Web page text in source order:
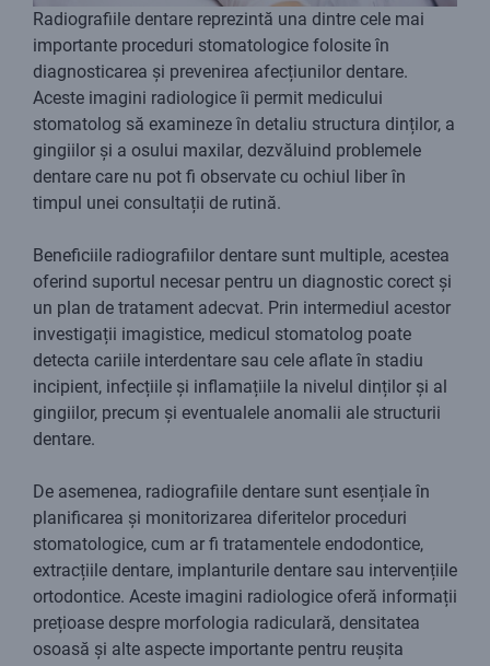
Radiografiile dentare reprezintă una dintre cele mai
importante proceduri stomatologice folosite în
diagnosticarea și prevenirea afecțiunilor dentare.
Aceste imagini radiologice îi permit medicului
stomatolog să examineze în detaliu structura dinților, a
gingiilor și a osului maxilar, dezvăluind problemele
dentare care nu pot fi observate cu ochiul liber în
timpul unei consultații de rutină.
Beneficiile radiografiilor dentare sunt multiple, acestea
oferind suportul necesar pentru un diagnostic corect și
un plan de tratament adecvat. Prin intermediul acestor
investigații imagistice, medicul stomatolog poate
detecta cariile interdentare sau cele aflate în stadiu
incipient, infecțiile și inflamațiile la nivelul dinților și al
gingiilor, precum și eventualele anomalii ale structurii
dentare.
De asemenea, radiografiile dentare sunt esențiale în
planificarea și monitorizarea diferitelor proceduri
stomatologice, cum ar fi tratamentele endodontice,
extracțiile dentare, implanturile dentare sau intervențiile
ortodontice. Aceste imagini radiologice oferă informații
prețioase despre morfologia radiculară, densitatea
osoasă și alte aspecte importante pentru reușita